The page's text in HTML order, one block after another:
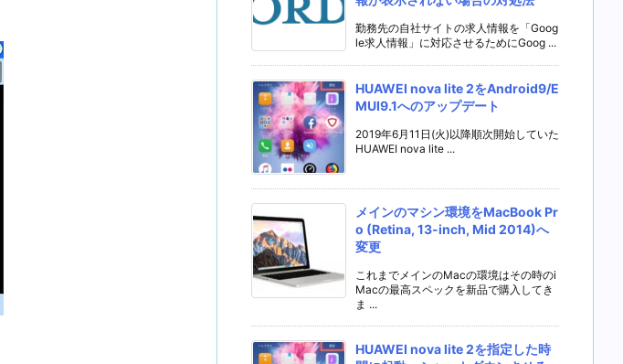
勤務先の自社サイトの求人情報を「Goog
le求人情報」に対応させるためにGoog ...
HUAWEI nova lite 2をAndroid9/E
MUI9.1へのアップデート
2019年6月11日(火)以降順次開始していた
HUAWEI nova lite ...
メインのマシン環境をMacBook Pr
o (Retina, 13-inch, Mid 2014)へ
変更
これまでメインのMacの環境はその時のi
Macの最高スペックを新品で購入してき
ま ...
HUAWEI nova lite 2を指定した時